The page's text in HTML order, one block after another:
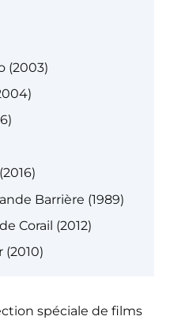
(2003)
Barrière (1989)
Corail (2012)
(2010)
spéciale de films